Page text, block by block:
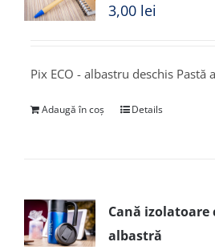
3,00 lei
Pix ECO - albastru deschis Pastă
Adaugă în coș Details
Cană izolatoare
albastră